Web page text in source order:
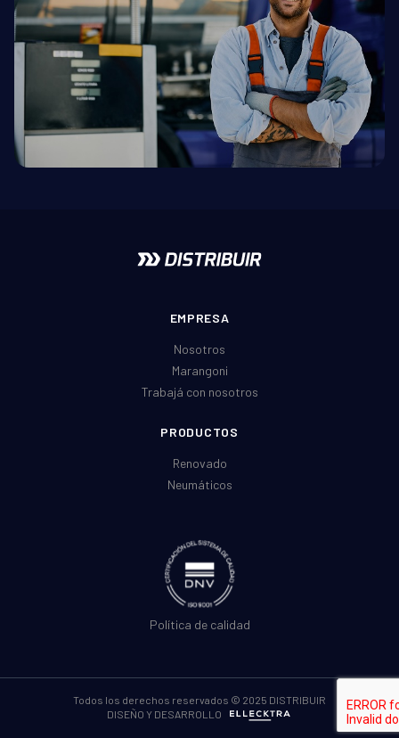
EMPRESA
Nosotros
Marangoni
Trabajá con nosotros
PRODUCTOS
Renovado
Neumáticos
Política de calidad
DISEÑO Y DESARROLLO
Todos los derechos reservados © 2025 DISTRIBUIR